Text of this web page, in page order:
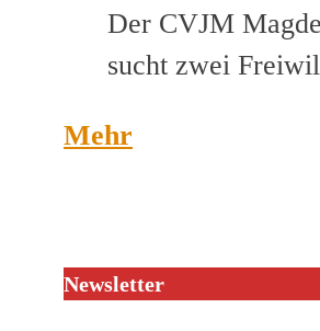
Der CVJM
sucht zwei
Mehr
Newsletter